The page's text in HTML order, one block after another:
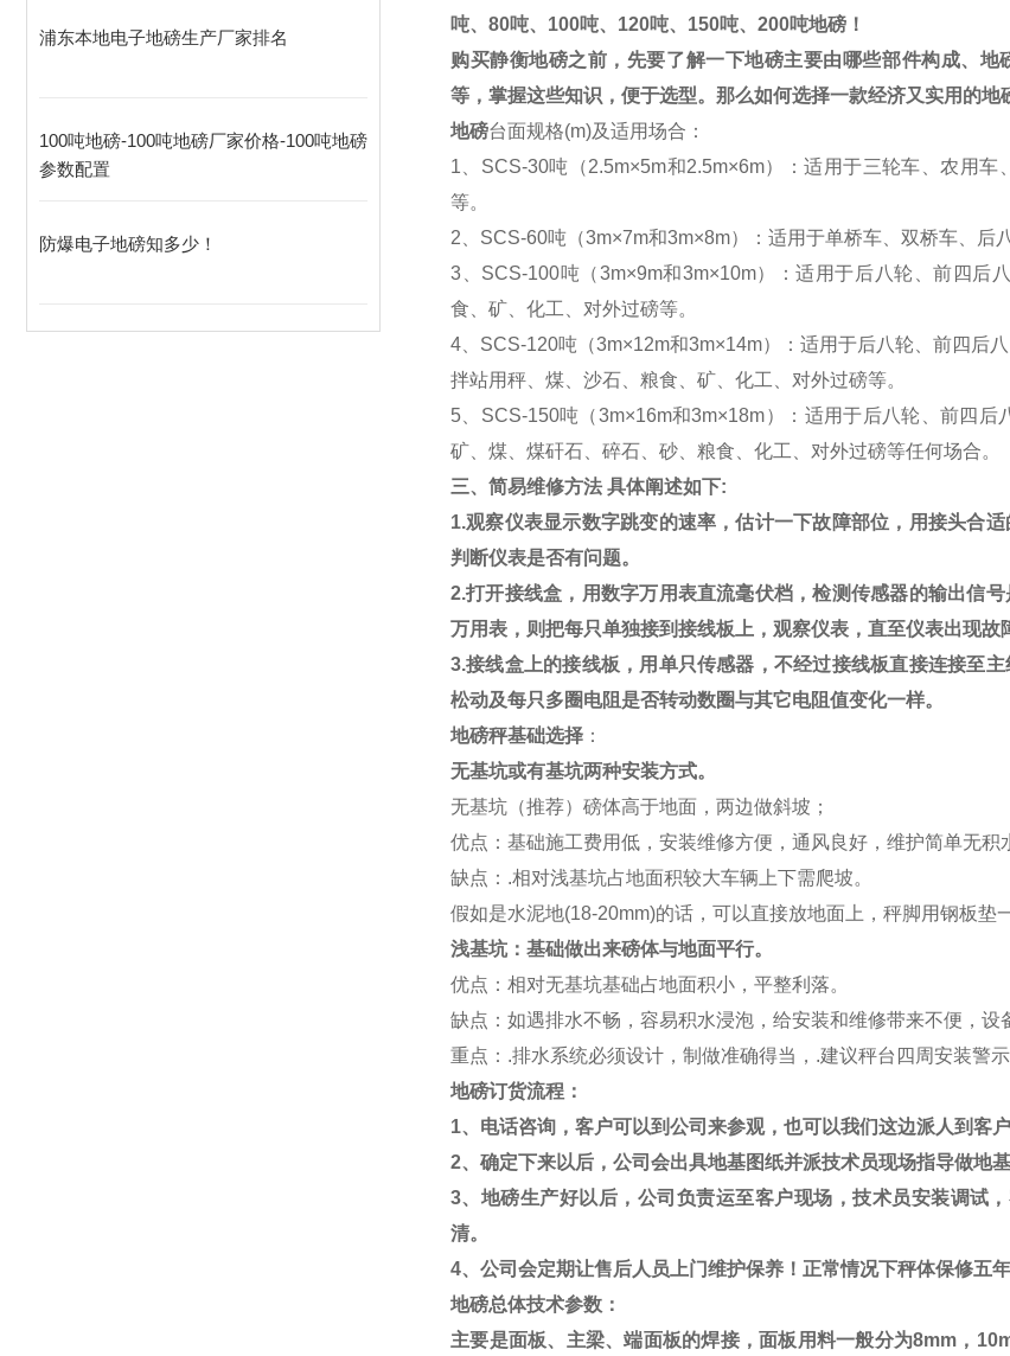
浦东本地电子地磅生产厂家排名
100吨地磅-100吨地磅厂家价格-100吨地磅
参数配置
防爆电子地磅知多少！
吨、 80吨、 100吨、 120吨、 150吨、 200吨地磅！
购买静衡地磅之前，先要了解一下地磅主要由哪些部件构成、地
等，掌握这些知识，便于选型。那么如何选择一款经济又实用的地
地磅台面规格(m)及适用场合：
1 、SCS-30吨（2.5m×5m和2.5m×6m）：适用于三轮车、农用
等。
2 、SCS-60吨（3m×7m和3m×8m）：适用于单桥车、双桥车、后
3 、SCS-100吨（3m×9m和3m×10m）：适用于后八轮、前四
食、矿、化工、对外过磅等。
4 、SCS-120吨（3m×12m和3m×14m）：适用于后八轮、前四
拌站用秤、煤、沙石、粮食、矿、化工、对外过磅等。
5 、SCS-150吨（3m×16m和3m×18m）：适用于后八轮、前四
矿、煤、煤矸石、碎石、砂、粮食、化工、对外过磅等任何场合。
三、简易维修方法 具体阐述如下:
1.观察仪表显示数字跳变的速率，估计一下故障部位，用接头合
判断仪表是否有问题。
2.打开接线盒，用数字万用表直流毫伏档，检测传感器的输出信
万用表，则把每只单独接到接线板上，观察仪表，直至仪表出现故
3.接线盒上的接线板，用单只传感器，不经过接线板直接连接至
松动及每只多圈电阻是否转动数圈与其它电阻值变化一样。
地磅秤基础选择 ：
无基坑或有基坑两种安装方式。
无基坑（推荐）磅体高于地面，两边做斜坡；
优点：基础施工费用低，安装维修方便，通风良好，维护简单无积
缺点： .相对浅基坑占地面积较大车辆上下需爬坡。
假如是水泥地(18-20mm)的话，可以直接放地面上，秤脚用钢板垫
浅基坑：基础做出来磅体与地面平行。
优点：相对无基坑基础占地面积小，平整利落。
缺点：如遇排水不畅，容易积水浸泡，给安装和维修带来不便，设
重点： .排水系统必须设计，制做准确得当， .建议秤台四周安装警示
地磅订货流程：
1、电话咨询，客户可以到公司来参观，也可以我们这边派人到客
2、确定下来以后，公司会出具地基图纸并派技术员现场指导做地
3、地磅生产好以后，公司负责运至客户现场，技术员安装调试
清。
4、公司会定期让售后人员上门维护保养！正常情况下秤体保修五
地磅总体技术参数：
主要是面板、主梁、端面板的焊接，面板用料一般分为8mm ，